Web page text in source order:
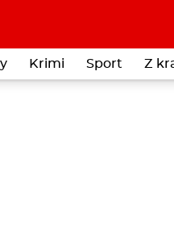
Krimi Sport Z